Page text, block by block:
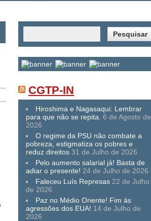
CGTP-IN
Hiroshima e Nagasaqui: Lembrar
para que não se repita. 6 de Agosto de
2026
O regime da PSU não combate a
pobreza, estigmatiza os pobres e
reduz direitos 31 de Julho de 2026
Pelo aumento salarial já! Basta de
adiar o presente! 24 de Julho de 2026
Faleceu Luís Represas 22 de Julho
de 2026
Paz no Médio Oriente! Fim às
agressões dos EUA! 14 de Julho de
2026